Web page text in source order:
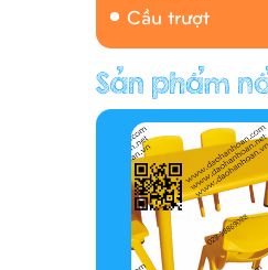
Cầu trượt
Hàng rào/nhà